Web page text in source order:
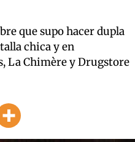
que supo hacer dupla
chica y en
La Chimère y Drugstore